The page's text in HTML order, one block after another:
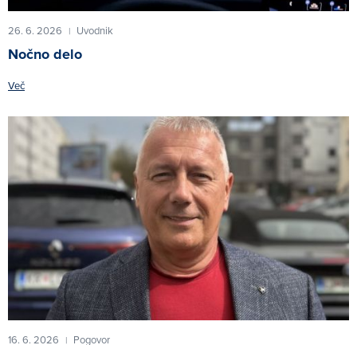
26. 6. 2026 | Uvodnik
Nočno delo
Več
16. 6. 2026 | Pogovor